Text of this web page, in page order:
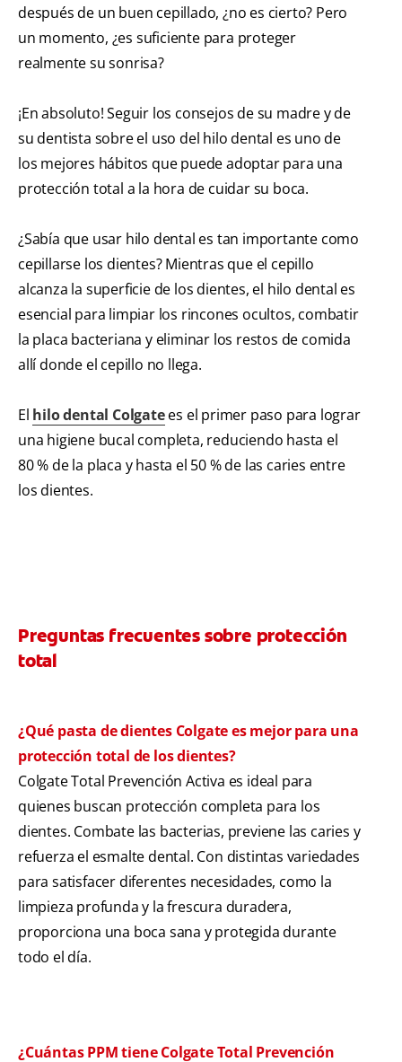
después de un buen cepillado, ¿no es cierto? Pero
un momento, ¿es suficiente para proteger
realmente su sonrisa?
¡En absoluto! Seguir los consejos de su madre y de
su dentista sobre el uso del hilo dental es uno de
los mejores hábitos que puede adoptar para una
protección total a la hora de cuidar su boca.
¿Sabía que usar hilo dental es tan importante como
cepillarse los dientes? Mientras que el cepillo
alcanza la superficie de los dientes, el hilo dental es
esencial para limpiar los rincones ocultos, combatir
la placa bacteriana y eliminar los restos de comida
allí donde el cepillo no llega.
El hilo dental Colgatees el primer paso para lograr
una higiene bucal completa, reduciendo hasta el
80 % de la placa y hasta el 50 % de las caries entre
los dientes.
Preguntas frecuentes sobre protección
total
¿Qué pasta de dientes Colgate es mejor para una
protección total de los dientes?
Colgate Total Prevención Activa es ideal para
quienes buscan protección completa para los
dientes. Combate las bacterias, previene las caries y
refuerza el esmalte dental. Con distintas variedades
para satisfacer diferentes necesidades, como la
limpieza profunda y la frescura duradera,
proporciona una boca sana y protegida durante
todo el día.
¿Cuántas PPM tiene Colgate Total Prevención